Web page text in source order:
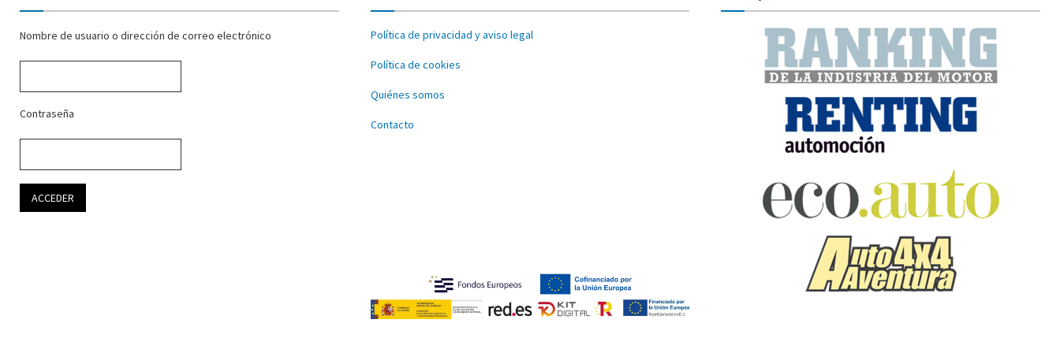
Nombre de usuario o dirección de correo electrónico
Contraseña
Política de privacidad y aviso legal
Política de cookies
Quiénes somos
Contacto